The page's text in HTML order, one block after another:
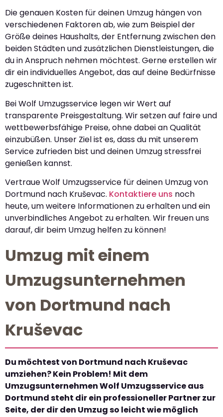
Die genauen Kosten für deinen Umzug hängen von
verschiedenen Faktoren ab, wie zum Beispiel der
Größe deines Haushalts, der Entfernung zwischen den
beiden Städten und zusätzlichen Dienstleistungen, die
du in Anspruch nehmen möchtest. Gerne erstellen wir
dir ein individuelles Angebot, das auf deine Bedürfnisse
zugeschnitten ist.
Bei Wolf Umzugsservice legen wir Wert auf
transparente Preisgestaltung. Wir setzen auf faire und
wettbewerbsfähige Preise, ohne dabei an Qualität
einzubüßen. Unser Ziel ist es, dass du mit unserem
Service zufrieden bist und deinen Umzug stressfrei
genießen kannst.
Vertraue Wolf Umzugsservice für deinen Umzug von
Dortmund nach Kruševac. Kontaktiere uns noch
heute, um weitere Informationen zu erhalten und ein
unverbindliches Angebot zu erhalten. Wir freuen uns
darauf, dir beim Umzug helfen zu können!
Umzug mit einem
Umzugsunternehmen
von Dortmund nach
Kruševac
Du möchtest von Dortmund nach Kruševac
umziehen? Kein Problem! Mit dem
Umzugsunternehmen Wolf Umzugsservice aus
Dortmund steht dir ein professioneller Partner zur
Seite, der dir den Umzug so leicht wie möglich